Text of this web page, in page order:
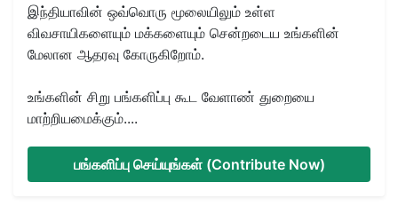
இந்தியாவின் ஒவ்வொரு மூலையிலும் உள்ள
விவசாயிகளையும் மக்களையும் சென்றடைய உங்களின்
மேலான ஆதரவு கோருகிறோம்.
உங்களின் சிறு பங்களிப்பு கூட வேளாண் துறையை
மாற்றியமைக்கும்....
பங்களிப்பு செய்யுங்கள் (Contribute Now)